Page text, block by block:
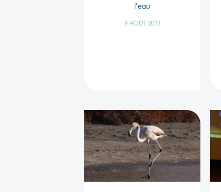
l’eau
9 AOÛT 2013